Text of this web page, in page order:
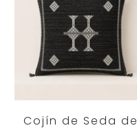
Cojín de Seda de